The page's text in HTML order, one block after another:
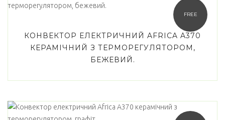
AUX (0)
FREE
КОНВЕКТОР ЕЛЕКТРИЧНИЙ AFRICA A370
КЕРАМІЧНИЙ З ТЕРМОРЕГУЛЯТОРОМ,
БЕЖЕВИЙ.